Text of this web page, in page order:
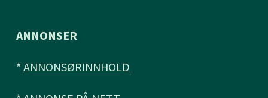
ANNONSER
*ANNONSØRINNHOLD